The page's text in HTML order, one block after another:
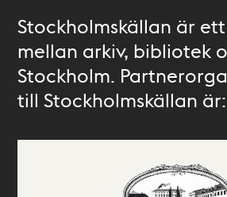
Stockholmskällan är
mellan arkiv, bibliotek
Stockholm.
till Stockholmskällan är: